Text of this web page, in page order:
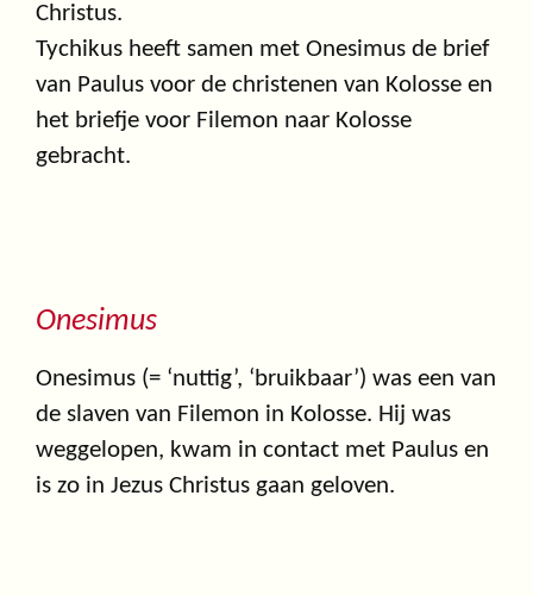
Christus.
Tychikus heeft samen met Onesimus de brief
van Paulus voor de christenen van Kolosse en
het briefje voor Filemon naar Kolosse
gebracht.
Onesimus
Onesimus (= ‘nuttig’, ‘bruikbaar’) was een van
de slaven van Filemon in Kolosse. Hij was
weggelopen, kwam in contact met Paulus en
is zo in Jezus Christus gaan geloven.